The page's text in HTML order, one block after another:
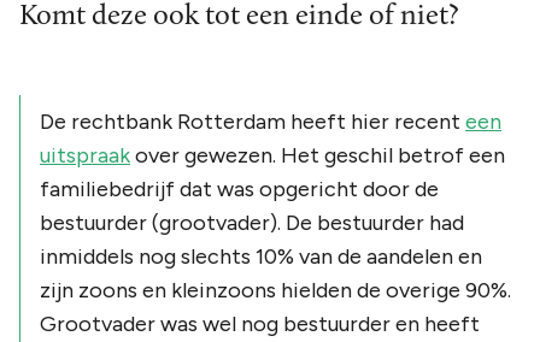
Komt deze ook tot een einde of niet?
De rechtbank Rotterdam heeft hier recent een
uitspraakover gewezen. Het geschil betrof een
familiebedrijf dat was opgericht door de
bestuurder (grootvader). De bestuurder had
inmiddels nog slechts 10% van de aandelen en
zijn zoons en kleinzoons hielden de overige 90%.
Grootvader was wel nog bestuurder en heeft